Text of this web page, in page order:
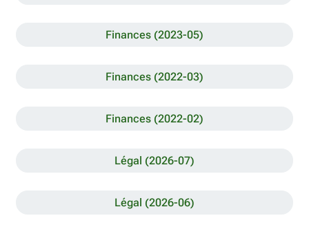
Finances (2023-05)
Finances (2022-03)
Finances (2022-02)
Légal (2026-07)
Légal (2026-06)